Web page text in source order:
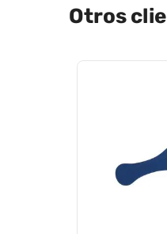
Otros